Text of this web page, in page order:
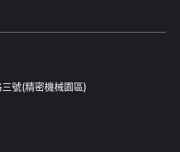
號(精密機械園區)